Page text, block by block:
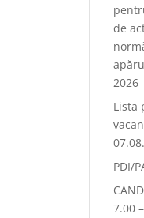
de
2026
Lista
PDI/
7.00